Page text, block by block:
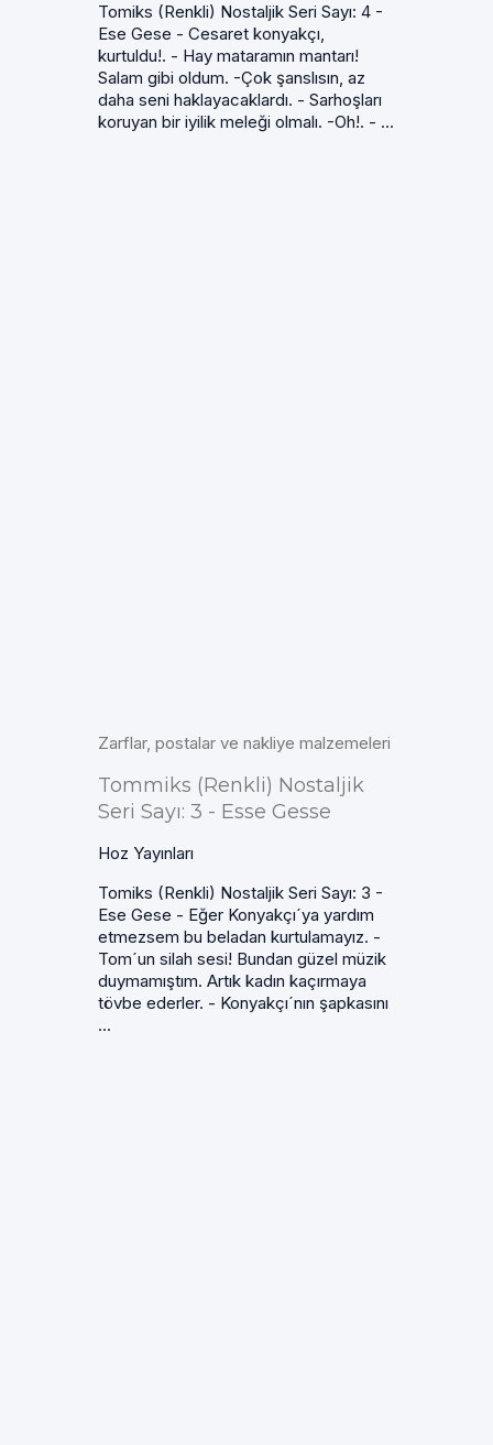
Tomiks (Renkli) Nostaljik Seri Sayı: 4 -
Ese Gese - Cesaret konyakçı,
kurtuldu!. - Hay mataramın mantarı!
Salam gibi oldum. -Çok şanslısın, az
daha seni haklayacaklardı. - Sarhoşları
koruyan bir iyilik meleği olmalı. -Oh!. - ...
Zarflar, postalar ve nakliye malzemeleri
Tommiks (Renkli) Nostaljik
Seri Sayı: 3 - Esse Gesse
Hoz Yayınları
Tomiks (Renkli) Nostaljik Seri Sayı: 3 -
Ese Gese - Eğer Konyakçı´ya yardım
etmezsem bu beladan kurtulamayız. -
Tom´un silah sesi! Bundan güzel müzik
duymamıştım. Artık kadın kaçırmaya
tövbe ederler. - Konyakçı´nın şapkasını
...